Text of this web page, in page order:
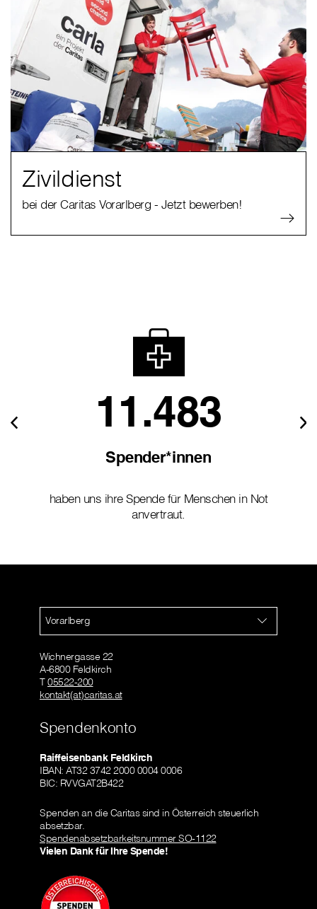
Zivildienst
bei der Caritas Vorarlberg - Jetzt bewerben!
11.483
Spender*innen
haben uns ihre Spende für Menschen in Not
anvertraut.
Vorarlberg
Wichnergasse 22
A-6800 Feldkirch
T05522-200
kontakt(at)caritas.at
Spendenkonto
Raiffeisenbank Feldkirch
IBAN: AT32 3742 2000 0004 0006
BIC: RVVGAT2B422
Spenden an die Caritas sind in Österreich steuerlich
absetzbar.
Spendenabsetzbarkeitsnummer SO-1122
Vielen Dank für Ihre Spende!